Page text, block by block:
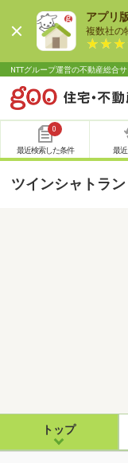
アプリ
複数社の
NTTグループ運営の不動産総合
0
最近検索した条件 最
ツインシャトラン
トップ